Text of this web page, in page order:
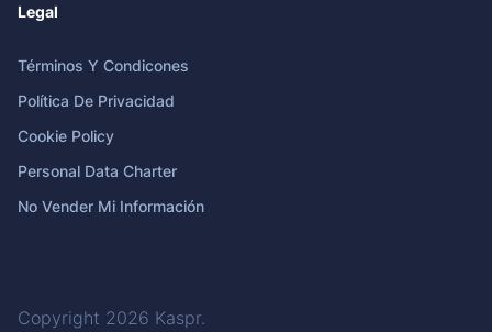
Legal
Términos Y Condicones
Política De Privacidad
Cookie Policy
Personal Data Charter
No Vender Mi Información
Copyright 2026 Kaspr.